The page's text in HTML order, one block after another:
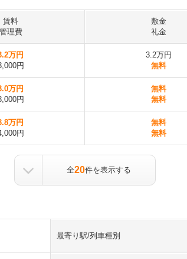
賃料
管理費
敷金
礼金
万円
円
3.2万円
無料
万円
円
無料
無料
万円
円
無料
無料
全20件を表示する
最寄り駅/列車種別